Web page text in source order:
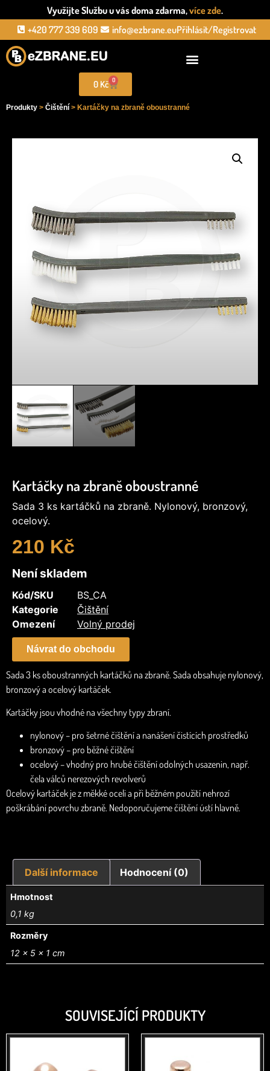
Využijte Službu u vás doma zdarma,více zde.
+420 777 339 609
info@ezbrane.euPřihlásit/Registrovat
0 Kč 0
Produkty > Čištění > Kartáčky na zbraně oboustranné
Kartáčky na zbraně oboustranné
Sada 3 ks kartáčků na zbraně. Nylonový, bronzový,
ocelový.
210 Kč
Není skladem
Kód/SKU
BS_CA
Kategorie
Čištění
Omezení
Volný prodej
Návrat do obchodu
Sada 3 ks oboustranných kartáčků na zbraně. Sada obsahuje nylonový,
bronzový a ocelový kartáček.
Kartáčky jsou vhodné na všechny typy zbraní.
nylonový – pro šetrné čištění a nanášení čistících prostředků
bronzový – pro běžné čištění
ocelový – vhodný pro hrubé čištění odolných usazenin, např.
čela válců nerezových revolverů
Ocelový kartáček je z měkké oceli a při běžném použití nehrozí
poškrábání povrchu zbraně. Nedoporučujeme čištění ústí hlavně.
Další informace Hodnocení (0)
Hmotnost
0,1 kg
Rozměry
12 × 5 × 1 cm
SOUVISEJÍCÍ PRODUKTY